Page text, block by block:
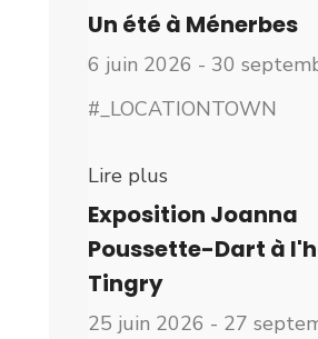
Un été à Ménerbes
6 juin 2026 - 30
#_LOCATIONTOWN
Lire plus
Exposition Joanna
Poussette-Dart à
Tingry
25 juin 2026 - 27